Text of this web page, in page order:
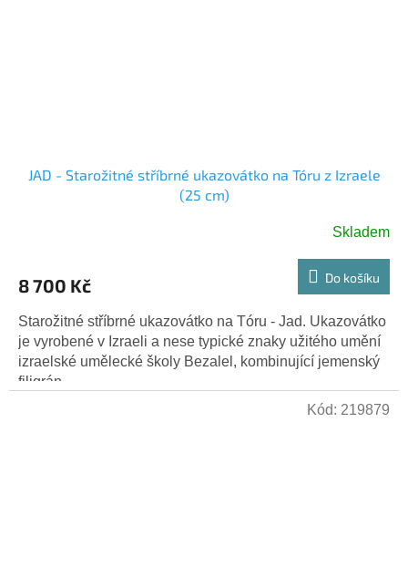
JAD - Starožitné stříbrné ukazovátko na Tóru z Izraele
(25 cm)
Skladem
8 700 Kč Do košíku
Starožitné stříbrné ukazovátko na Tóru - Jad. Ukazovátko
je vyrobené v Izraeli a nese typické znaky užitého umění
izraelské umělecké školy Bezalel, kombinující jemenský
filigrán...
Kód: 219879